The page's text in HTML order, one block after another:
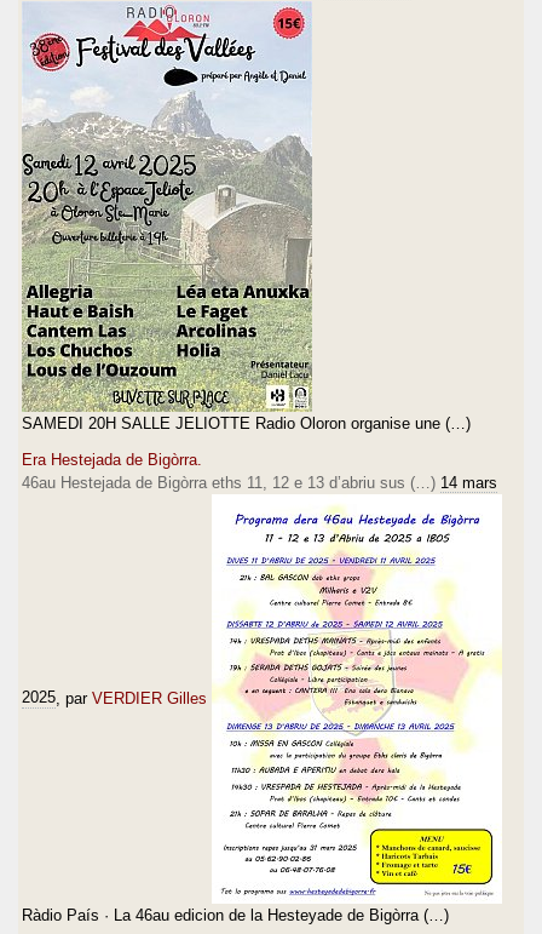
SAMEDI 20H SALLE JELIOTTE Radio Oloron organise une (…)
Era Hestejada de Bigòrra.
46au Hestejada de Bigòrra eths 11, 12 e 13 d’abriu sus (…) 14 mars
2025 , par VERDIER Gilles
Ràdio País · La 46au edicion de la Hesteyade de Bigòrra (…)